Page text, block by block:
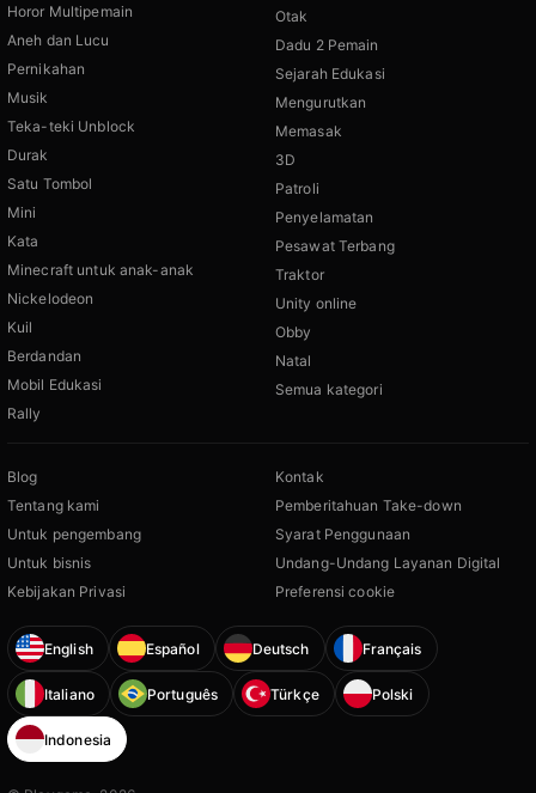
Horor Multipemain
Aneh dan Lucu
Pernikahan
Musik
Teka-teki Unblock
Durak
Satu Tombol
Mini
Kata
Minecraft untuk anak-anak
Nickelodeon
Kuil
Berdandan
Mobil Edukasi
Rally
Otak
Dadu 2 Pemain
Sejarah Edukasi
Mengurutkan
Memasak
3D
Patroli
Penyelamatan
Pesawat Terbang
Traktor
Unity online
Obby
Natal
Semua kategori
Blog
Tentang kami
Untuk pengembang
Untuk bisnis
Kebijakan Privasi
Kontak
Pemberitahuan Take-down
Syarat Penggunaan
Undang-Undang Layanan Digital
Preferensi cookie
English Español Deutsch Français
Italiano Português Türkçe Polski
Indonesia